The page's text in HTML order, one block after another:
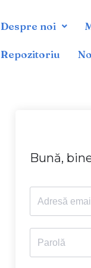
Despre noi
Repozitoriu
Bună,